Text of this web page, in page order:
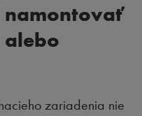
namontovať
zariadenia nie